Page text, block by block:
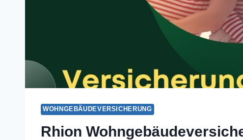
WOHNGEBÄUDEVERSICHERUNG
Rhion